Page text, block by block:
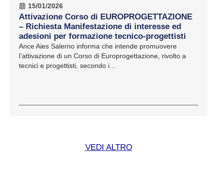
15/01/2026
Attivazione Corso di EUROPROGETTAZIONE
– Richiesta Manifestazione di interesse ed
adesioni per formazione tecnico-progettisti
Ance Aies Salerno informa che intende promuovere
l’attivazione di un Corso di Europrogettazione, rivolto a
tecnici e progettisti, secondo i...
VEDI ALTRO